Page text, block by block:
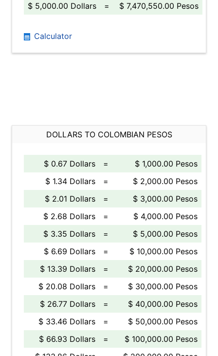
$ 5,000.00 Dollars
= $ 7,470,550.00 Pesos
Calculator
DOLLARS TO COLOMBIAN PESOS
$ 0.67 Dollars =
$ 1,000.00 Pesos
$ 1.34 Dollars
=
$ 2,000.00 Pesos
$ 2.01 Dollars
=
$ 3,000.00 Pesos
$ 2.68 Dollars
=
$ 4,000.00 Pesos
$ 3.35 Dollars
=
$ 5,000.00 Pesos
$ 6.69 Dollars
=
$ 10,000.00 Pesos
$ 13.39 Dollars
=
$ 20,000.00 Pesos
$ 20.08 Dollars
=
$ 30,000.00 Pesos
$ 26.77 Dollars
=
$ 40,000.00 Pesos
$ 33.46 Dollars
=
$ 50,000.00 Pesos
$ 66.93 Dollars
=
$ 100,000.00 Pesos